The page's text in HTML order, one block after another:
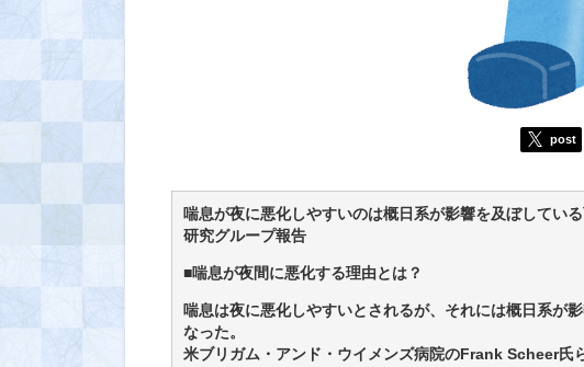
post
喘息が夜に悪化しやすいのは概日系が影響を及ぼしてい
研究グループ報告
■喘息が夜間に悪化する理由とは？
喘息は夜に悪化しやすいとされるが、それには概日系が
なった。
米ブリガム・アンド・ウイメンズ病院のFrank Scheer